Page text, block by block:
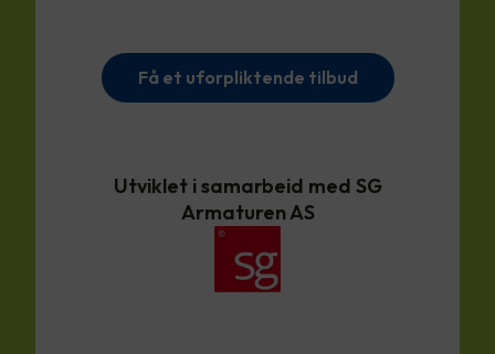
Få et uforpliktende tilbud
Utviklet i samarbeid med SG
Armaturen AS